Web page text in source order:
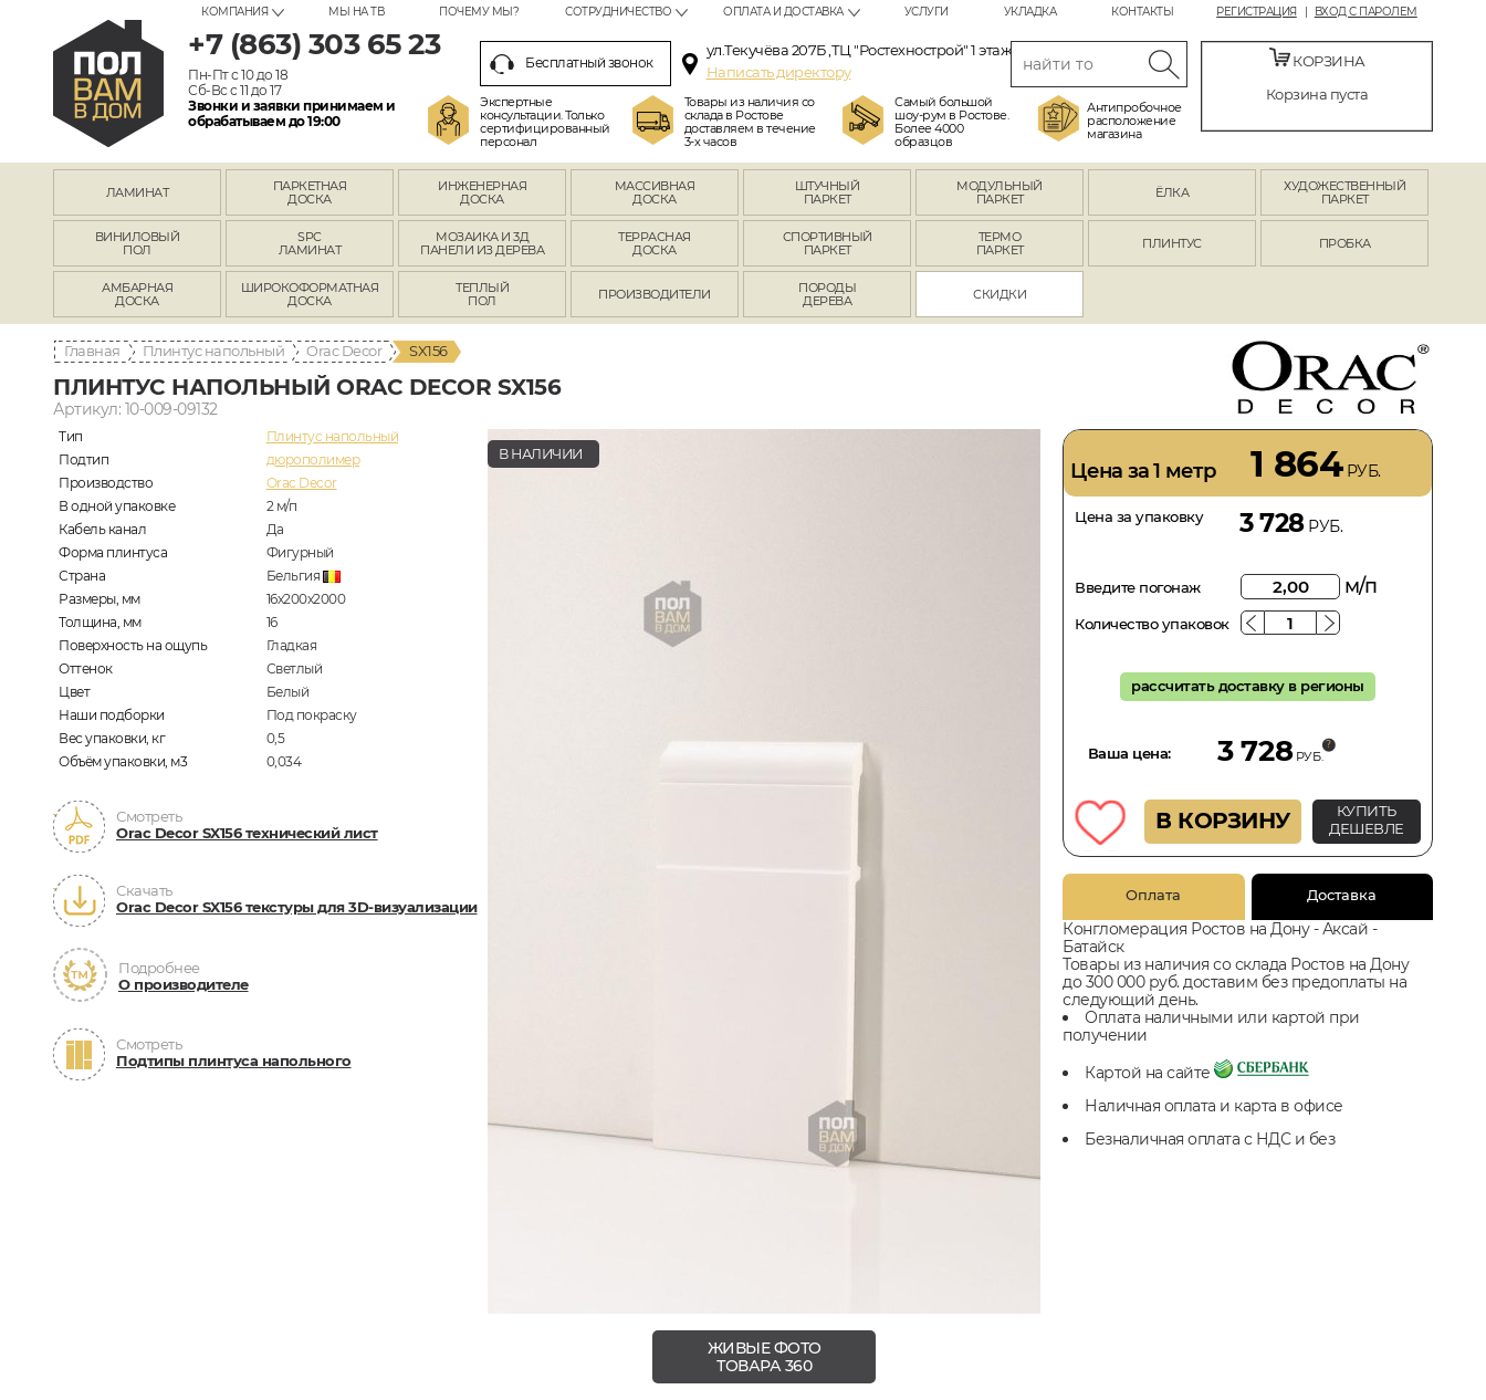
РЕГИСТРАЦИЯ ВХОД С ПАРОЛЕМ
КОМПАНИЯ МЫ НА ТВ ПОЧЕМУ МЫ? СОТРУДНИЧЕСТВО ОПЛАТА И ДОСТАВКА УСЛУГИ УКЛАДКА КОНТАКТЫ
+7 (863) 303 65 23
Пн-Пт с 10 до 18
Сб-Вс с 11 до 17
Звонки и заявки принимаем и
обрабатываем до 19:00
Бесплатный звонок
ул.Текучёва 207Б ,ТЦ "Ростехнострой" 1 этаж
Написать директору
Экспертные
консультации. Только
сертифицированный
персонал
Товары из наличия со
склада в Ростове
доставляем в течение
3-х часов
Самый большой
шоу-рум в Ростове.
Более 4000
образцов
Антипробочное
расположение
магазина
КОРЗИНА
Корзина пуста
ЛАМИНАТ
ПАРКЕТНАЯ
ДОСКА
ИНЖЕНЕРНАЯ
ДОСКА
МАССИВНАЯ
ДОСКА
ШТУЧНЫЙ
ПАРКЕТ
МОДУЛЬНЫЙ
ПАРКЕТ
ЁЛКА
ХУДОЖЕСТВЕННЫЙ
ПАРКЕТ
ВИНИЛОВЫЙ
ПОЛ
SPC
ЛАМИНАТ
МОЗАИКА И 3Д
ПАНЕЛИ ИЗ ДЕРЕВА
ТЕРРАСНАЯ
ДОСКА
СПОРТИВНЫЙ
ПАРКЕТ
ТЕРМО
ПАРКЕТ
ПЛИНТУС ПРОБКА
АМБАРНАЯ
ДОСКА
ШИРОКОФОРМАТНАЯ
ДОСКА
ТЕПЛЫЙ
ПОЛ
ПРОИЗВОДИТЕЛИ
ПОРОДЫ
ДЕРЕВА
СКИДКИ
Главная Плинтус напольный Orac Decor SX156
ПЛИНТУС НАПОЛЬНЫЙ ORAC DECOR SX156
Артикул: 10-009-09132
Тип
Плинтус напольный
Подтип
дюрополимер
Производство
Orac Decor
В одной упаковке
2 м/п
Кабель канал
Да
Форма плинтуса
Фигурный
Страна
Бельгия
Размеры, мм
16х200х2000
Толщина, мм
16
Поверхность на ощупь
Гладкая
Оттенок
Светлый
Цвет
Белый
Наши подборки
Под покраску
Вес упаковки, кг
0,5
Объём упаковки, м3
0,034
Смотреть
Orac Decor SX156 технический лист
Скачать
Orac Decor SX156 текстуры для 3D-визуализации
Подробнее
О производителе
Смотреть
Подтипы плинтуса напольного
В НАЛИЧИИ
ЖИВЫЕ ФОТО
ТОВАРА 360
Цена за 1 метр 1 864РУБ.
Цена за упаковку 3 728РУБ.
Введите погонаж м/п
Количество упаковок
рассчитать доставку в регионы
Ваша цена: 3 728 РУБ.
В КОРЗИНУ
КУПИТЬ
ДЕШЕВЛЕ
Оплата Доставка
Конгломерация Ростов на Дону - Аксай -
Батайск
Товары из наличия со склада Ростов на Дону
до 300 000 руб. доставим без предоплаты на
следующий день.
Оплата наличными или картой при
получении
Картой на сайте
Наличная оплата и карта в офисе
Безналичная оплата с НДС и без